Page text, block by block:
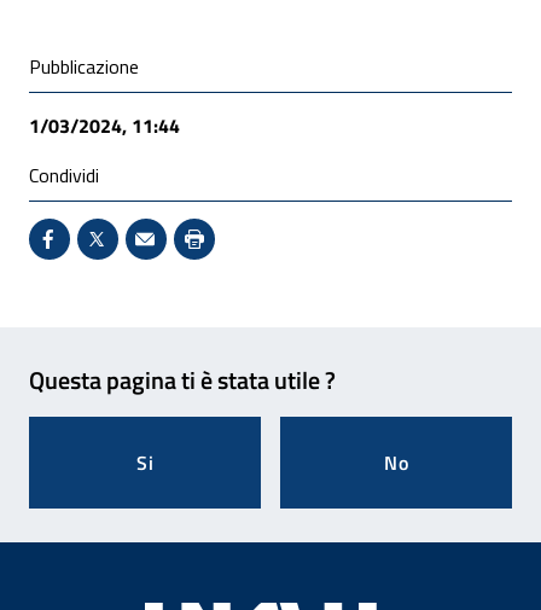
Condivisione social
Pubblicazione
1/03/2024, 11:44
Condividi
Condividi su Facebook - Sito esterno - Apertura in
X - Sito esterno - Apertura in nuova finestra
Invio Mail: apre il programma di posta
Stampa pagina: scelta meno
Questa pagina ti è stata utile ?
Si No